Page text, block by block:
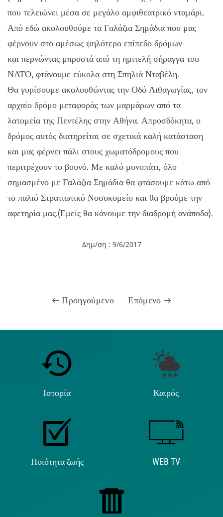
που τελειώνει μέσα σε μεγάλο αμφιθεατρικό νταμάρι.
Από εδώ ακολουθούμε τα Γαλάζια Σημάδια που μας
φέρνουν στο αμέσως ψηλότερο επίπεδο δρόμων
και περνώντας μπροστά από τη ημιτελή σήραγγα του
ΝΑΤΟ, φτάνουμε εύκολα στη Σπηλιά Νταβέλη.
Θα γυρίσουμε ακολουθώντας την Οδό Λιθαγωγίας, τον
αρχαίο δρόμο μεταφοράς των μαρμάρων από τα
λατομεία της Πεντέλης στην Αθήνα. Απροσδόκητα, ο
δρόμος αυτός διατηρείται σε σχετικά καλή κατάσταση
και μας φέρνει πάλι στους χωματόδρομους που
περιτρέχουν το βουνό. Με καλό μονοπάτι, όλο
σημασμένο με Γαλάζια Σημάδια θα φτάσουμε κάτω από
το παλιό Στρατιωτικό Νοσοκομείο και θα βρούμε την
αφετηρία μας.(Εμείς θα κάνουμε την διαδρομή ανάποδα).
Δημ/ση : 9/6/2017
Προηγούμενο Επόμενο
Ιστορία Καιρός
Ποιότητα ζωής WEB TV